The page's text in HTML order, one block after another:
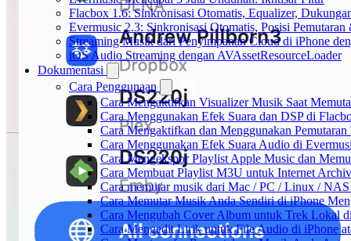
Flacbox 1.6: Sinkronisasi Otomatis, Equalizer,
Evermusic 2.3: Sinkronisasi Otomatis, Posisi Pemutaran
Streaming Musik dari Penyimpanan Cloud di iPhone
iOS Audio Streaming dengan AVAssetResourceLoader
Dokumentasi
Cara Penggunaan
Cara Mengaktifkan Visualizer Musik Saat
Cara Menggunakan Efek Suara dan DSP di
Cara Mengaktifkan dan Menggunakan Pemutaran
Cara Menggunakan Efek Suara Audio di
Cara Mengekspor Playlist Apple Music dan
Cara Membuat Playlist M3U untuk Internet
Cara memutar musik dari Mac / PC / Linux /
Cara Memutar Musik Anda Sendiri di iPhone
Cara Mengubah Cover Album untuk Trek Lokal
Cara Mengedit Lirik untuk File Audio di iPhone